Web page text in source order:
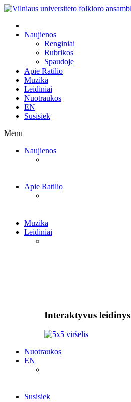
Naujienos
Renginiai
Rubrikos
Spaudoje
Apie Ratilio
Muzika
Leidiniai
Nuotraukos
EN
Susisiek
Menu
Naujienos
Apie Ratilio
Muzika
Leidiniai
Interaktyvus leidinys
Nuotraukos
EN
Susisiek